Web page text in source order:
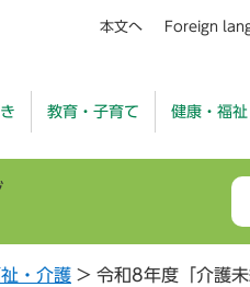
本文へ Foreign
教育・子育て 健康・福祉
・介護 > 令和8年度「介護